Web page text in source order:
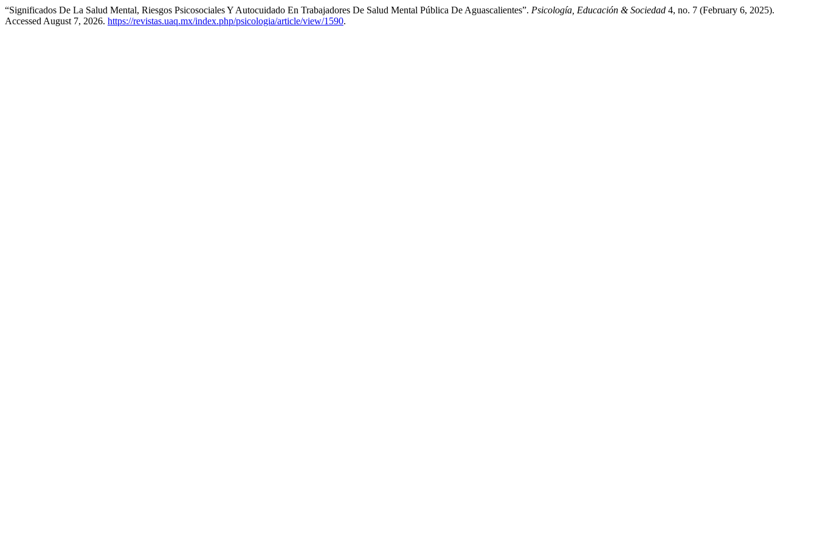
“Significados De La Salud Mental, Riesgos Psicosociales Y Autocuidado En Trabajadores De Salud Mental Pública De Aguascalientes”. Psicología, Educación & Sociedad 4, no. 7 (February 6, 2025).
Accessed August 7, 2026. https://revistas.uaq.mx/index.php/psicologia/article/view/1590.